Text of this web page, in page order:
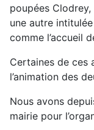
poupées
une autre
comme l’accueil
Certaines de ces
l’animation des
Nous avons
mairie pour